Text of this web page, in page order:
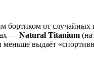
бортиком от
— Natural Titanium
выдаёт